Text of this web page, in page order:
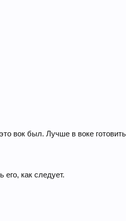
вок был. Лучше в воке
его, как следует.